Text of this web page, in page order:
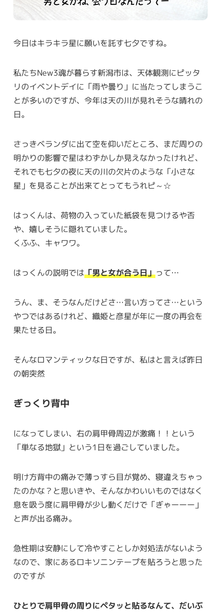
今日はキラキラ星に願いを託す七夕ですね。
私たちNew3魂が暮らす新潟市は、天体観測にピッタ
リのイベントデイに「雨や曇り」に当たってしまうこ
とが多いのですが、今年は天の川が見れそうな晴れの
日。
さっきベランダに出て空を仰いだところ、まだ周りの
明かりの影響で星はわずかしか見えなかったけれど、
それでも七夕の夜に天の川の欠片のような「小さな
星」を見ることが出来てとってもうれピ～☆
はっくんは、荷物の入っていた紙袋を見つけるや否
や、嬉しそうに隠れていました。
くふふ、キャワワ。
はっくんの説明では「男と女が合う日」って…
うん、ま、そうなんだけどさ…言い方ってさ…という
やつではあるけれど、織姫と彦星が年に一度の再会を
果たせる日。
そんなロマンティックな日ですが、私はと言えば昨日
の朝突然
ぎっくり背中
になってしまい、右の肩甲骨周辺が激痛！！という
「単なる地獄」という1日を過ごしていました。
明け方背中の痛みで薄っすら目が覚め、寝違えちゃっ
たのかな？と思いきや、そんなかわいいものではなく
息を吸う度に肩甲骨が少し動くだけで「ぎゃーーー」
と声が出る痛み。
急性期は安静にして冷やすことしか対処法がないよう
なので、家にあるロキソニンテープを貼ろうと思った
のですが
ひとりで肩甲骨の周りにペタッと貼るなんて、だいぶ